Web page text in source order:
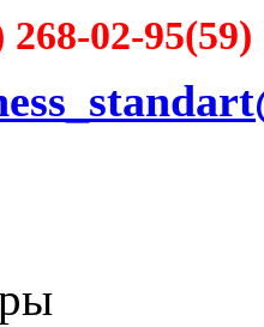
268-02-95(59)